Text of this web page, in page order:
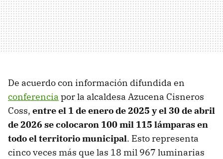
De acuerdo con información difundida en
conferencia por la alcaldesa Azucena Cisneros
Coss, entre el 1 de enero de 2025 y el 30 de abril
de 2026 se colocaron 100 mil 115 lámparas en
todo el territorio municipal. Esto representa
cinco veces más que las 18 mil 967 luminarias